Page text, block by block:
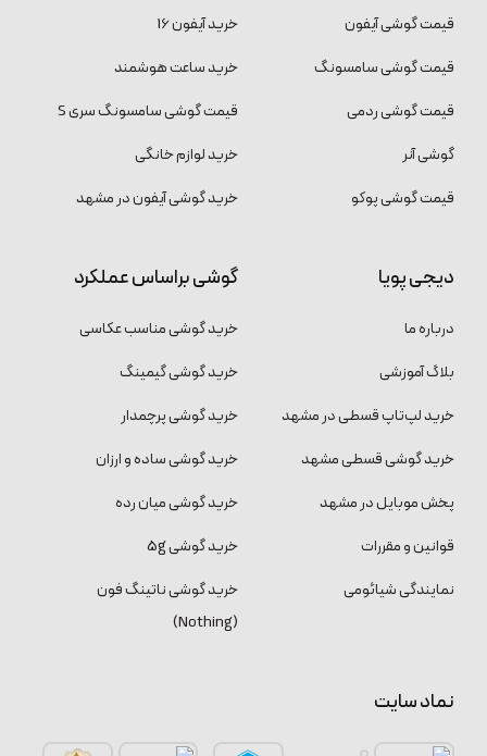
قیمت گوشی آیفون
قیمت گوشی سامسونگ
قیمت گوشی ردمی
گوشی آنر
قیمت گوشی پوکو
خرید آیفون 16
خرید ساعت هوشمند
قیمت گوشی سامسونگ سری S
خرید لوازم خانگی
خرید گوشی آیفون در مشهد
دیجی پویا
درباره ما
بلاگ آموزشی
خرید لپ‌تاپ قسطی در مشهد
خرید گوشی قسطی مشهد
پخش موبایل در مشهد
قوانین و مقررات
نمایندگی شیائومی
گوشی براساس عملکرد
خرید گوشی مناسب عکاسی
خرید گوشی گیمینگ
خرید گوشی پرچمدار
خرید گوشی ساده و ارزان
خرید گوشی میان رده
خرید گوشی 5g
خرید گوشی ناتینگ فون
(Nothing)
نماد سایت